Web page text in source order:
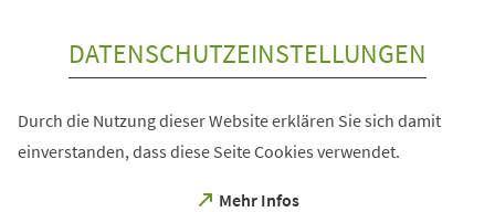
DATENSCHUTZEINSTELLUNGEN
Durch die Nutzung dieser Website erklären Sie sich damit
einverstanden, dass diese Seite Cookies verwendet.
Mehr Infos
(Öffnet